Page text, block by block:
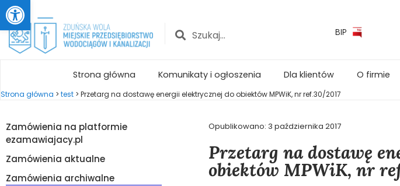
BIP
Strona główna Komunikaty i ogłoszenia Dla klientów O firmie
Strona główna > test > Przetarg na dostawę energii elektrycznej do obiektów MPWiK, nr ref.30/2017
Zamówienia na platformie
ezamawiajacy.pl
Zamówienia aktualne
Zamówienia archiwalne
Opublikowano: 3 października 2017
Przetarg na dostawę
obiektów MPWiK, nr